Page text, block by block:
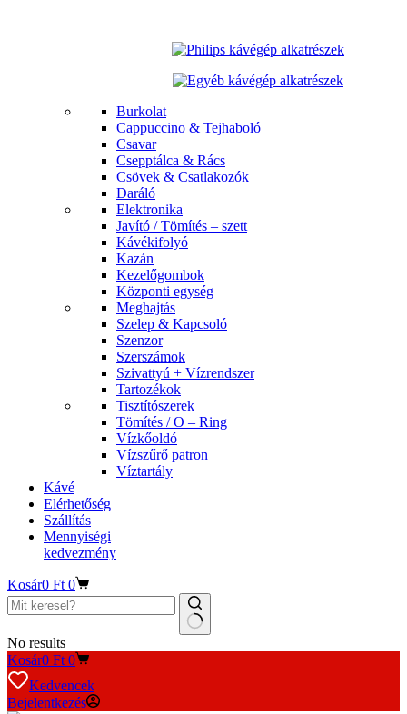
Burkolat
Cappuccino & Tejhaboló
Csavar
Csepptálca & Rács
Csövek & Csatlakozók
Daráló
Elektronika
Javító / Tömítés – szett
Kávékifolyó
Kazán
Kezelőgombok
Központi egység
Meghajtás
Szelep & Kapcsoló
Szenzor
Szerszámok
Szivattyú + Vízrendszer
Tartozékok
Tisztítószerek
Tömítés / O – Ring
Vízkőoldó
Vízszűrő patron
Víztartály
Kávé
Elérhetőség
Szállítás
Mennyiségi
kedvezmény
Kosár0 Ft 0
No results
Kosár0 Ft 0
Kedvencek
Bejelentkezés